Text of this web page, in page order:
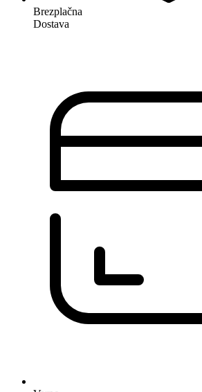
Brezplačna
Dostava